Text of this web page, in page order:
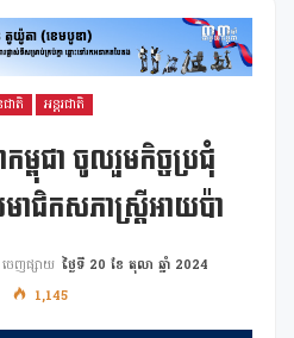
ាតិ អន្តរជាតិ
ពុជា ចូលរួមកិច្ចប្រជុំ
ាជិកសភាស្រ្តីអាយប៉ា
ចេញផ្សាយ ថ្ងៃទី 20 ខែ តុលា ឆ្នាំ 2024
1,145